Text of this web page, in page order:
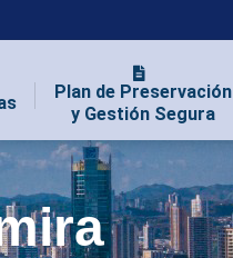
Plan de Preservación
y Gestión Segura